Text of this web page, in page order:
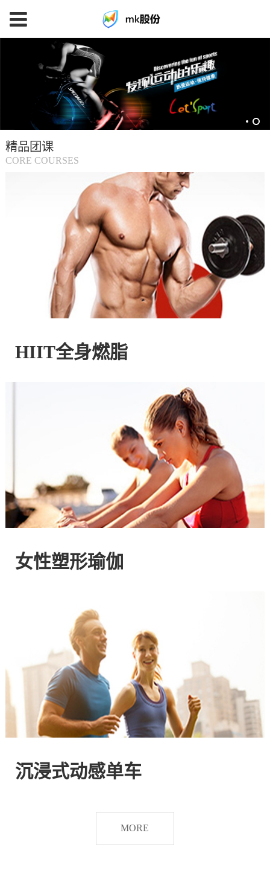
育
(中
有
官
方
网
注
HIIT
燃
精品团课
CORE COURSES
HIIT全身燃脂
女性塑形瑜伽
沉浸式动感单车
MORE